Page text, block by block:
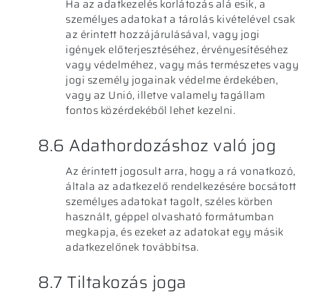
Ha az adatkezelés korlátozás alá esik, a
személyes adatokat a tárolás kivételével csak
az érintett hozzájárulásával, vagy jogi
igények előterjesztéséhez, érvényesítéséhez
vagy védelméhez, vagy más természetes vagy
jogi személy jogainak védelme érdekében,
vagy az Unió, illetve valamely tagállam
fontos közérdekéből lehet kezelni.
8.6 Adathordozáshoz való jog
Az érintett jogosult arra, hogy a rá vonatkozó,
általa az adatkezelő rendelkezésére bocsátott
személyes adatokat tagolt, széles körben
használt, géppel olvasható formátumban
megkapja, és ezeket az adatokat egy másik
adatkezelőnek továbbítsa.
8.7 Tiltakozás joga